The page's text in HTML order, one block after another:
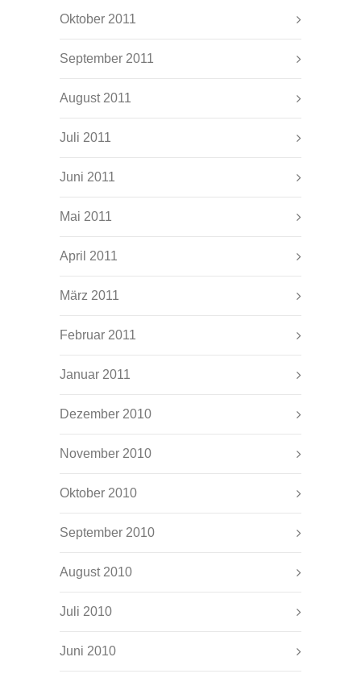
Oktober 2011
September 2011
August 2011
Juli 2011
Juni 2011
Mai 2011
April 2011
März 2011
Februar 2011
Januar 2011
Dezember 2010
November 2010
Oktober 2010
September 2010
August 2010
Juli 2010
Juni 2010